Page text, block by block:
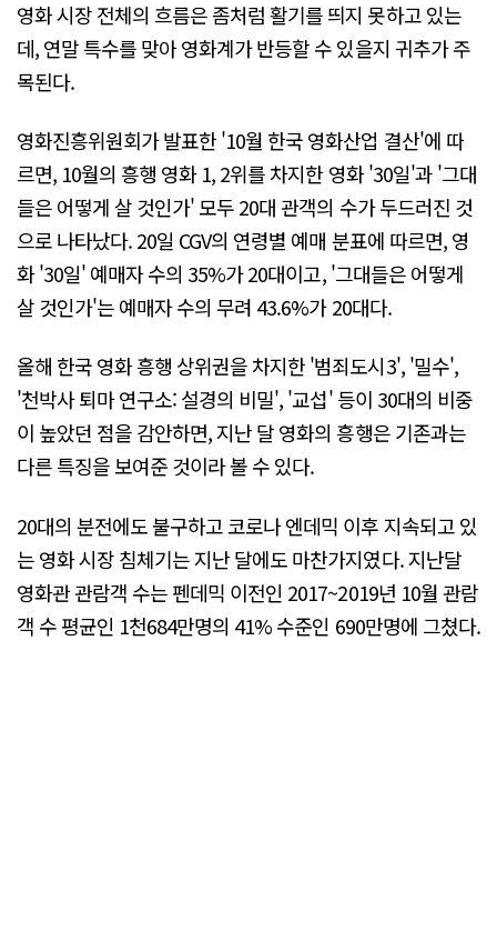
영화 시장 전체의 흐름은 좀처럼 활기를 띄지 못하고 있는
데, 연말 특수를 맞아 영화계가 반등할 수 있을지 귀추가 주
목된다.
영화진흥위원회가 발표한 '10월 한국 영화산업 결산'에 따
르면, 10월의 흥행 영화 1, 2위를 차지한 영화 '30일'과 '그대
들은 어떻게 살 것인가' 모두 20대 관객의 수가 두드러진 것
으로 나타났다. 20일 CGV의 연령별 예매 분표에 따르면, 영
화 '30일' 예매자 수의 35%가 20대이고, '그대들은 어떻게
살 것인가'는 예매자 수의 무려 43.6%가 20대다.
올해 한국 영화 흥행 상위권을 차지한 '범죄도시3', '밀수',
'천박사 퇴마 연구소: 설경의 비밀', '교섭' 등이 30대의 비중
이 높았던 점을 감안하면, 지난 달 영화의 흥행은 기존과는
다른 특징을 보여준 것이라 볼 수 있다.
20대의 분전에도 불구하고 코로나 엔데믹 이후 지속되고 있
는 영화 시장 침체기는 지난 달에도 마찬가지였다. 지난달
영화관 관람객 수는 펜데믹 이전인 2017~2019년 10월 관람
객 수 평균인 1천684만명의 41% 수준인 690만명에 그쳤다.